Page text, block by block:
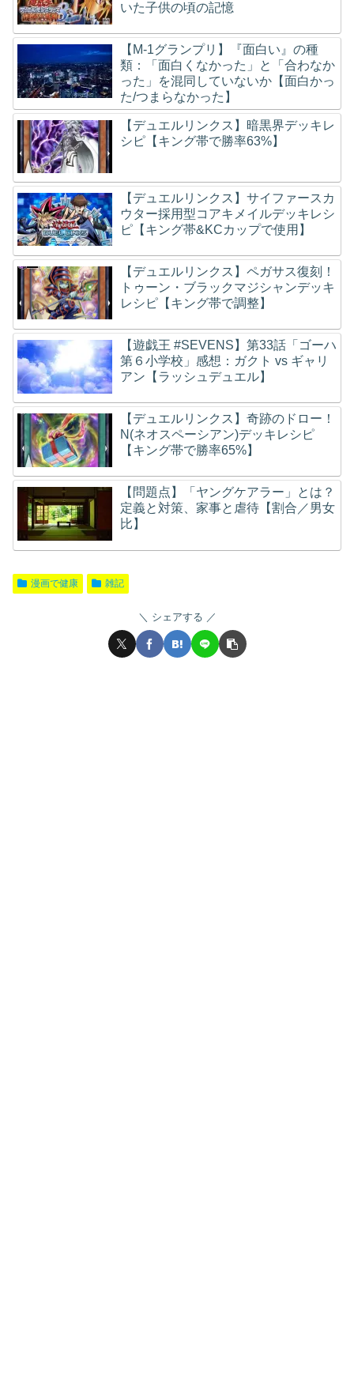
いた子供の頃の記憶
【M-1グランプリ】『面白い』の種
類：「面白くなかった」と「合わなか
った」を混同していないか【面白かっ
た/つまらなかった】
【デュエルリンクス】暗黒界デッキレ
シピ【キング帯で勝率63%】
【デュエルリンクス】サイファースカ
ウター採用型コアキメイルデッキレシ
ピ【キング帯&KCカップで使用】
【デュエルリンクス】ペガサス復刻！
トゥーン・ブラックマジシャンデッキ
レシピ【キング帯で調整】
【遊戯王 #SEVENS】第33話「ゴーハ
第６小学校」感想：ガクト vs ギャリ
アン【ラッシュデュエル】
【デュエルリンクス】奇跡のドロー！
N(ネオスペーシアン)デッキレシピ
【キング帯で勝率65%】
【問題点】「ヤングケアラー」とは？
定義と対策、家事と虐待【割合／男女
比】
漫画で健康 雑記
シェアする